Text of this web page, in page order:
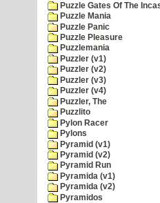
Puzzle Gates Of The
Puzzle Mania
Puzzle Panic
Puzzle Pleasure
Puzzlemania
Puzzler (v1)
Puzzler (v2)
Puzzler (v3)
Puzzler (v4)
Puzzler, The
Puzzlito
Pylon Racer
Pylons
Pyramid (v1)
Pyramid (v2)
Pyramid Run
Pyramida (v1)
Pyramida (v2)
Pyramidos